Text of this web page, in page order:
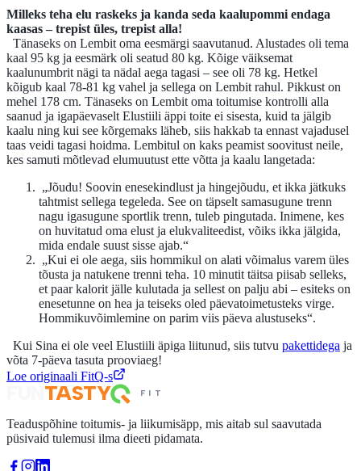
Milleks teha elu raskeks ja kanda seda kaalupommi endaga
kaasas – trepist üles, trepist alla!
Tänaseks on Lembit oma eesmärgi saavutanud. Alustades oli tema
kaal 95 kg ja eesmärk oli seatud 80 kg. Kõige väiksemat
kaalunumbrit nägi ta nädal aega tagasi – see oli 78 kg. Hetkel
kõigub kaal 78-81 kg vahel ja sellega on Lembit rahul. Pikkust on
mehel 178 cm. Tänaseks on Lembit oma toitumise kontrolli alla
saanud ja igapäevaselt Elustiili äppi toite ei sisesta, kuid ta jälgib
kaalu ning kui see kõrgemaks läheb, siis hakkab ta ennast vajadusel
taas veidi tagasi hoidma. Lembitul on kaks peamist soovitust neile,
kes samuti mõtlevad elumuutust ette võtta ja kaalu langetada:
„Jõudu! Soovin enesekindlust ja hingejõudu, et ikka jätkuks
tahtmist sellega tegeleda. See on täpselt samasugune trenn
nagu igasugune sportlik trenn, tuleb pingutada. Inimene, kes
on huvitatud oma elust ja elukvaliteedist, võiks ikka jälgida,
mida endale suust sisse ajab.“
„Kui ei ole aega, siis hommikul on alati võimalus varem üles
tõusta ja natukene trenni teha. 10 minutit täitsa piisab selleks,
et paar kalorit jälle kulutada ja sellest on palju abi – esiteks on
enesetunne on hea ja teiseks oled päevatoimetusteks virge.
Hommikuvõimlemine on parim viis päeva alustuseks“.
Kui Sina ei ole veel Elustiili äpiga liitunud, siis tutvu pakettidega ja
võta 7-päeva tasuta prooviaeg!
Loe originaali FitQ-s
TASTY FIT
Teaduspõhine toitumis- ja liikumisäpp, mis aitab sul saavutada
püsivaid tulemusi ilma dieeti pidamata.